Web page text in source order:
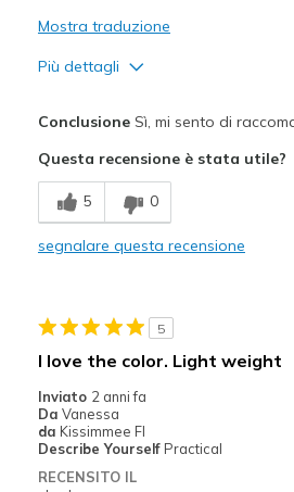
Mostra traduzione
Più dettagli
Breathe Well
Comfortable
Casual Wear
Width
Sizing
Feels true to size
ConclusioneSì, mi sento di
Questa recensione è stata utile?
5 0
segnalare questa recensione
5
I love the color. Light weight
Inviato 2 anni fa
Da Vanessa
da Kissimmee Fl
Describe Yourself Practical
RECENSITO IL